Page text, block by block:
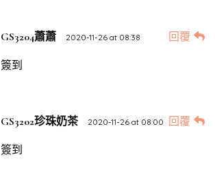
GS3204蕭蕭 2020-11-26 at 08:38 回覆
簽到
GS3202珍珠奶茶 2020-11-26 at 08:00 回覆
簽到